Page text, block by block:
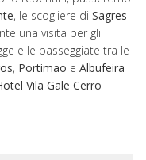
, le scogliere di Sagres
una visita per gli
e le passeggiate tra le
, Portimao e Albufeira
Vila Gale Cerro